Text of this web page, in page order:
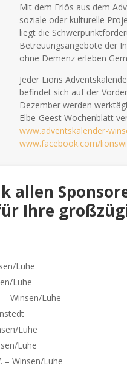
Mit dem Erlös aus dem
soziale oder kulturelle
liegt die
Betreuungsangebote der
ohne Demenz erleben
Jeder Lions
befindet sich auf der
Dezember werden
Elbe-Geest Wochenblatt
www.adventskalender-
www.facebook.com/
allen
Ihre
Luhe
Luhe
Winsen/Luhe
Luhe
Luhe
– Winsen/Luhe